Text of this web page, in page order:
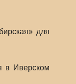
для
в Иверском